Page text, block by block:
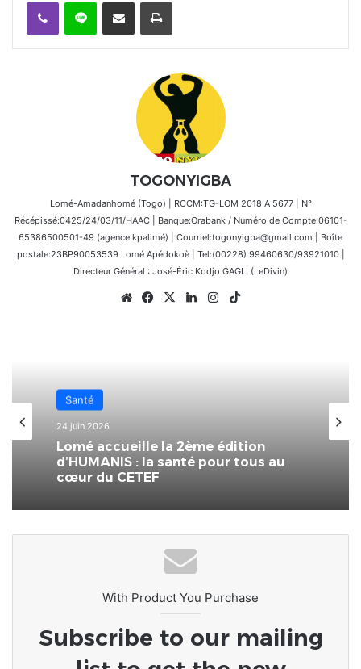
TOGONYIGBA
Lomé-Amadanhomé (Togo) | RCCM:TG-LOM 2018 A 5677 | N°
Récépissé:0425/24/03/11/HAAC | Banque:Orabank / Numéro de Compte:06101-
65386500501-49 (agence kpalimé) | Courriel:togonyigba@gmail.com | Boîte
postale:23BP90053539 Lomé Apédokoè | Tel:(00228) 99460630/93921010 |
Directeur Général : José-Éric Kodjo GAGLI (LeDivin)
WebsiteFacebook
X LinkedinInstagram
Santé
Lomé accueille la 2ème édition
cœur du CETEF
Santé
4 avril 2026
aux drépanocytaires.
With Product You Purchase
Subscribe to our mailing